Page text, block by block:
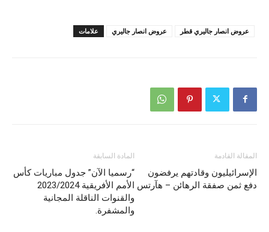
علامات عروض انصار جاليري عروض انصار جاليري قطر
المادة السابقة
“رسميا الآن” جدول مباريات كأس
الأمم الأفريقية 2023/2024
والقنوات الناقلة المجانية
والمشفرة.
المقالة القادمة
الإسرائيليون وقادتهم يرفضون
دفع ثمن صفقة الرهائن – هآرتس